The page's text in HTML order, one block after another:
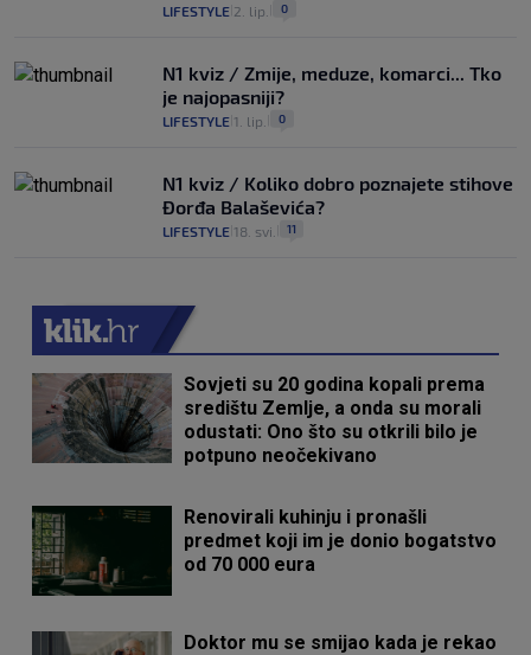
LIFESTYLE 2. lip. 0
N1 kviz / Zmije, meduze, komarci... Tko
je najopasniji?
LIFESTYLE 1. lip. 0
N1 kviz / Koliko dobro poznajete stihove
Đorđa Balaševića?
LIFESTYLE 18. svi. 11
Sovjeti su 20 godina kopali prema
središtu Zemlje, a onda su morali
odustati: Ono što su otkrili bilo je
potpuno neočekivano
Renovirali kuhinju i pronašli
predmet koji im je donio bogatstvo
od 70 000 eura
Doktor mu se smijao kada je rekao